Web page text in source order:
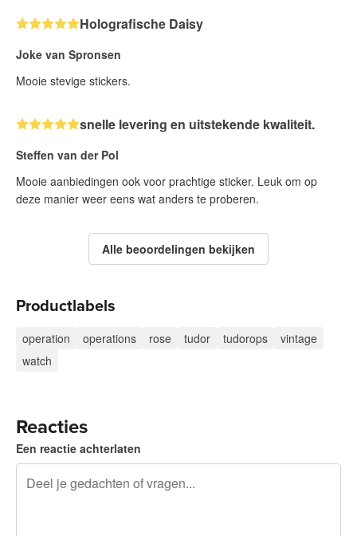
Holografische Daisy
Joke van Spronsen
Mooie stevige stickers.
snelle levering en uitstekende kwaliteit.
Steffen van der Pol
Mooie aanbiedingen ook voor prachtige sticker. Leuk om op
deze manier weer eens wat anders te proberen.
Alle beoordelingen bekijken
Productlabels
operation operations rose tudor tudorops
vintage
watch
Reacties
Een reactie achterlaten